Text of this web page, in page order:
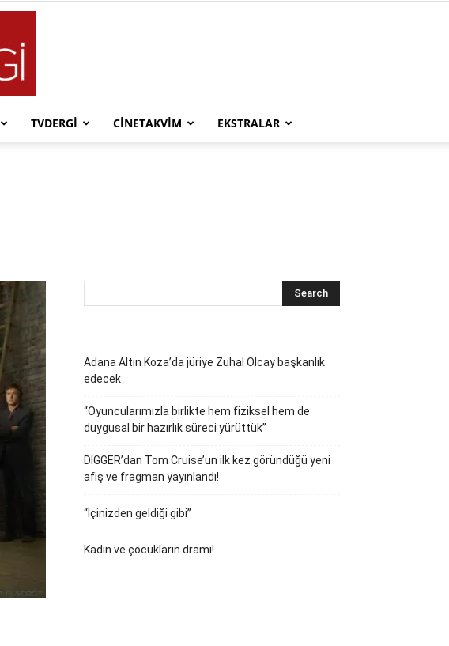
TVDERGI CINETAKVIM EKSTRALAR
Adana Altın Koza’da jüriye Zuhal Olcay başkanlık
edecek
“Oyuncularımızla birlikte hem fiziksel hem de
duygusal bir hazırlık süreci yürüttük”
DIGGER’dan Tom Cruise’un ilk kez göründüğü yeni
afiş ve fragman yayınlandı!
“İçinizden geldiği gibi”
Kadın ve çocukların dramı!